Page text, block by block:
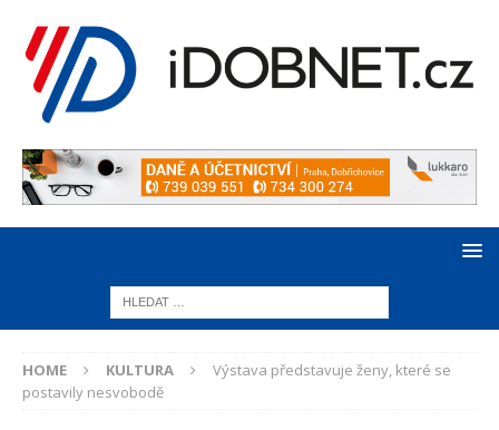
HOME KULTURA
Výstava představuje ženy, které se
postavily nesvobodě